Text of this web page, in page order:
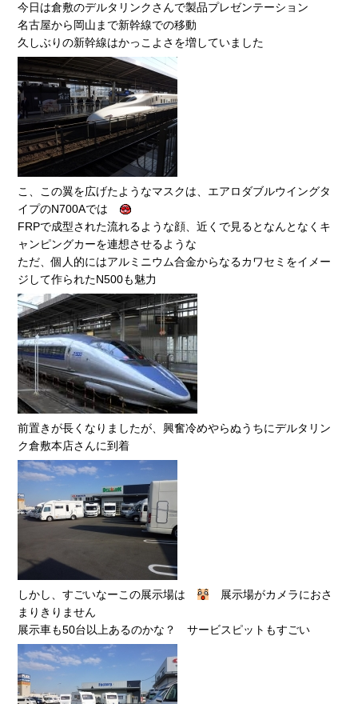
今日は倉敷のデルタリンクさんで製品プレゼンテーション
名古屋から岡山まで新幹線での移動
久しぶりの新幹線はかっこよさを増していました
こ、この翼を広げたようなマスクは、エアロダブルウイングタ
イプのN700Aでは
FRPで成型された流れるような顔、近くで見るとなんとなくキ
ャンピングカーを連想させるような
ただ、個人的にはアルミニウム合金からなるカワセミをイメー
ジして作られたN500も魅力
前置きが長くなりましたが、興奮冷めやらぬうちにデルタリン
ク倉敷本店さんに到着
しかし、すごいなーこの展示場は
展示場がカメラにおさ
まりきりません
展示車も50台以上あるのかな？ サービスピットもすごい